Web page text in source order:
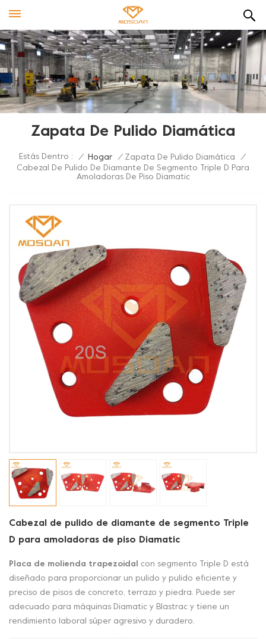
Zapata De Pulido Diamática
Estás Dentro : / Hogar / Zapata De Pulido Diamática
/
Cabezal De Pulido De Diamante De Segmento Triple D Para
Amoladoras De Piso Diamatic
Cabezal de pulido de diamante de segmento Triple
D para amoladoras de piso Diamatic
Placa de molienda trapezoidal con segmento Triple D está
diseñado para proporcionar un pulido y pulido eficiente y
preciso de pisos de concreto, terrazo y piedra. Puede ser
adecuado para máquinas Diamatic y Blastrac y tiene un
rendimiento laboral súper agresivo y duradero.